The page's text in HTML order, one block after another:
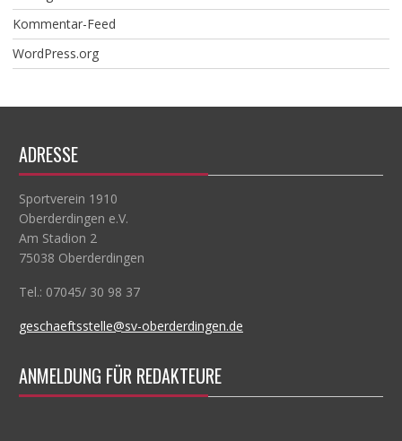
Kommentar-Feed
WordPress.org
ADRESSE
Sportverein 1910
Oberderdingen e.V.
Am Stadion 2
75038 Oberderdingen
Tel.: 07045/ 30 98 37
geschaeftsstelle@sv-oberderdingen.de
ANMELDUNG FÜR REDAKTEURE